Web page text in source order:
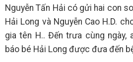
Nguyễn Tấn Hải có gửi hai con
Hải Long và Nguyễn Cao H.D.
gia tên H.. Đến trưa cùng ngày,
báo bé Hải Long được đưa đến